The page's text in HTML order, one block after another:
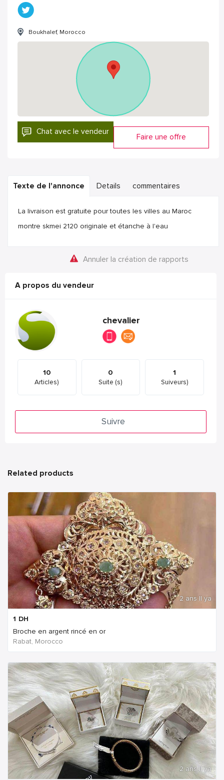
Boukhalef, Morocco
Chat avec le vendeur
Faire une offre
Texte de l'annonce Details commentaires
La livraison est gratuite pour toutes les villes au Maroc
montre skmei 2120 originale et étanche à l'eau
Annuler la création de rapports
A propos du vendeur
chevalier
10
Articles)
0
Suite (s)
1
Suiveurs)
Suivre
Related products
2 ans Il ya
1 DH
Broche en argent rincé en or
Rabat, Morocco
2 ans Il ya